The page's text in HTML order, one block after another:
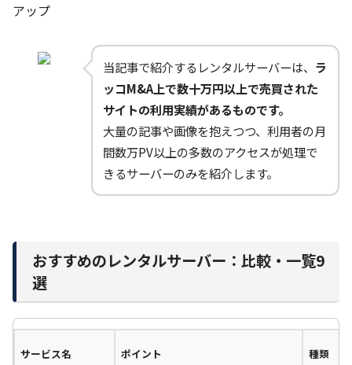
アップ
当記事で紹介するレンタルサーバーは、 ラ
ッコM&A上で数十万円以上で売買された
サイトの利用実績があるものです。
大量の記事や画像を抱えつつ、利用者の月
間数万PV以上の多数のアクセスが処理で
きるサーバーのみを紹介します。
おすすめのレンタルサーバー：比較・一覧9
選
サービス名 ポイント 種類